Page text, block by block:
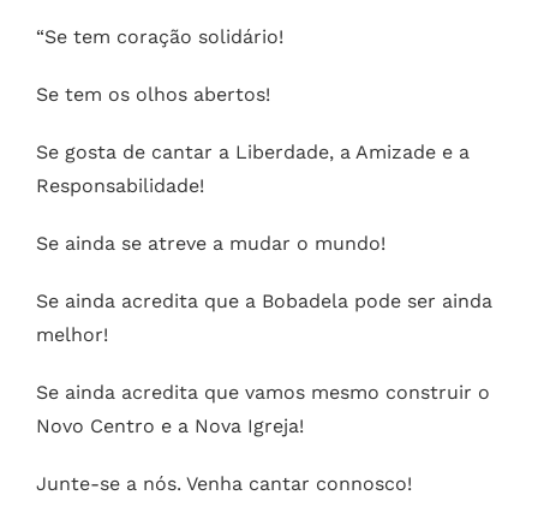
“Se tem coração solidário!
Se tem os olhos abertos!
Se gosta de cantar a Liberdade, a Amizade e a
Responsabilidade!
Se ainda se atreve a mudar o mundo!
Se ainda acredita que a Bobadela pode ser ainda
melhor!
Se ainda acredita que vamos mesmo construir o
Novo Centro e a Nova Igreja!
Junte-se a nós. Venha cantar connosco!